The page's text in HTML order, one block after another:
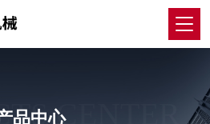
CENTER
品中心